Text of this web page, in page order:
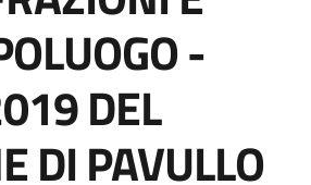
-
DEL
DI PAVULLO